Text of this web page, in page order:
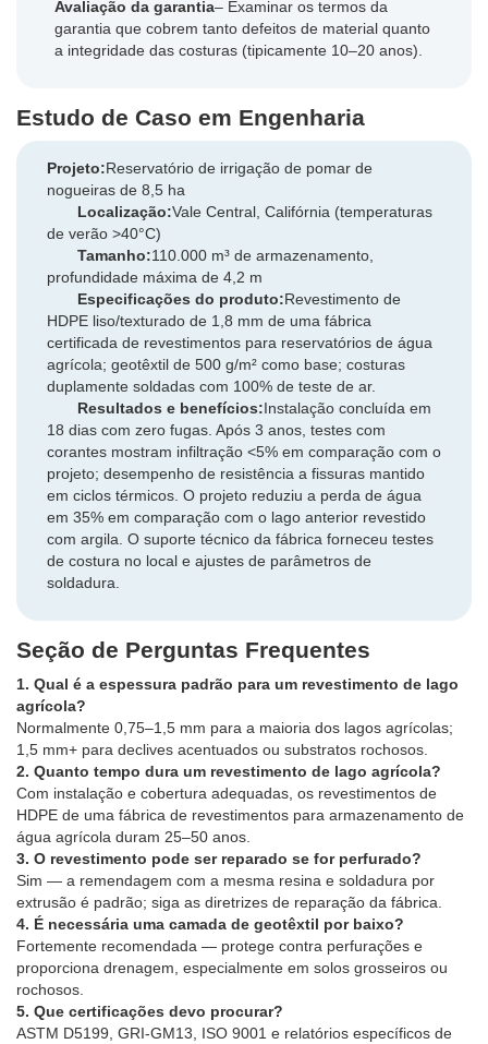
Avaliação da garantia– Examinar os termos da
garantia que cobrem tanto defeitos de material quanto
a integridade das costuras (tipicamente 10–20 anos).
Estudo de Caso em Engenharia
Projeto:Reservatório de irrigação de pomar de
nogueiras de 8,5 ha
Localização:Vale Central, Califórnia (temperaturas
de verão >40°C)
Tamanho:110.000 m³ de armazenamento,
profundidade máxima de 4,2 m
Especificações do produto:Revestimento de
HDPE liso/texturado de 1,8 mm de uma fábrica
certificada de revestimentos para reservatórios de água
agrícola; geotêxtil de 500 g/m² como base; costuras
duplamente soldadas com 100% de teste de ar.
Resultados e benefícios:Instalação concluída em
18 dias com zero fugas. Após 3 anos, testes com
corantes mostram infiltração <5% em comparação com o
projeto; desempenho de resistência a fissuras mantido
em ciclos térmicos. O projeto reduziu a perda de água
em 35% em comparação com o lago anterior revestido
com argila. O suporte técnico da fábrica forneceu testes
de costura no local e ajustes de parâmetros de
soldadura.
Seção de Perguntas Frequentes
1. Qual é a espessura padrão para um revestimento de lago
agrícola?
Normalmente 0,75–1,5 mm para a maioria dos lagos agrícolas;
1,5 mm+ para declives acentuados ou substratos rochosos.
2. Quanto tempo dura um revestimento de lago agrícola?
Com instalação e cobertura adequadas, os revestimentos de
HDPE de uma fábrica de revestimentos para armazenamento de
água agrícola duram 25–50 anos.
3. O revestimento pode ser reparado se for perfurado?
Sim — a remendagem com a mesma resina e soldadura por
extrusão é padrão; siga as diretrizes de reparação da fábrica.
4. É necessária uma camada de geotêxtil por baixo?
Fortemente recomendada — protege contra perfurações e
proporciona drenagem, especialmente em solos grosseiros ou
rochosos.
5. Que certificações devo procurar?
ASTM D5199, GRI-GM13, ISO 9001 e relatórios específicos de